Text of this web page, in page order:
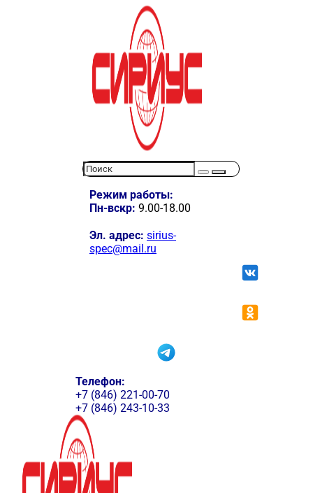
Режим работы:
Пн-вскр: 9.00-18.00
Эл. адрес: sirius-
spec@mail.ru
Телефон:
+7 (846) 221-00-70
+7 (846) 243-10-33